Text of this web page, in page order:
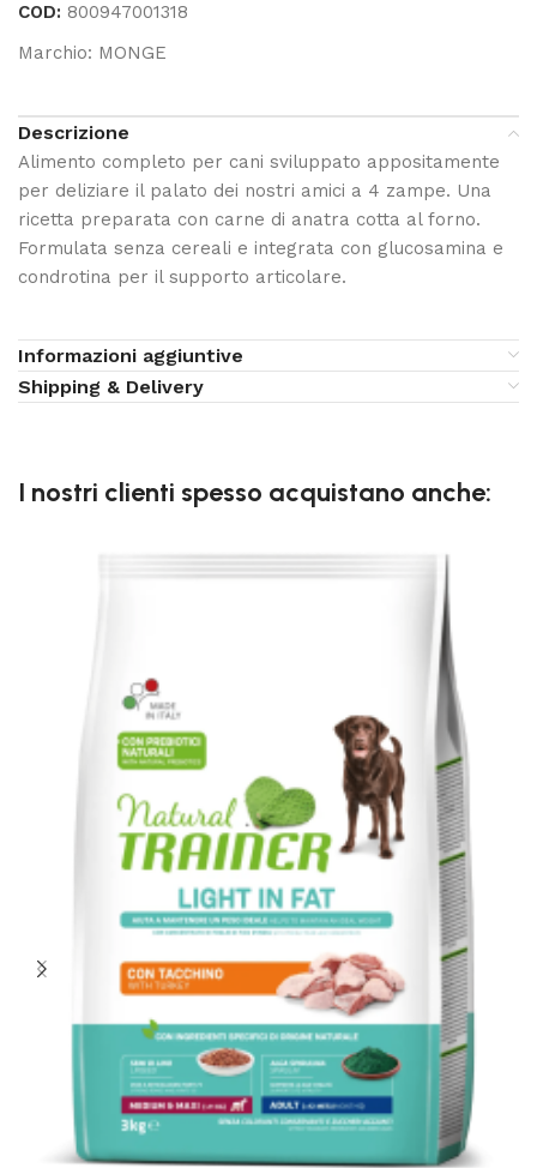
COD: 800947001318
Marchio: MONGE
Descrizione
Alimento completo per cani sviluppato appositamente
per deliziare il palato dei nostri amici a 4 zampe. Una
ricetta preparata con carne di anatra cotta al forno.
Formulata senza cereali e integrata con glucosamina e
condrotina per il supporto articolare.
Informazioni aggiuntive
Shipping & Delivery
I nostri clienti spesso acquistano anche: